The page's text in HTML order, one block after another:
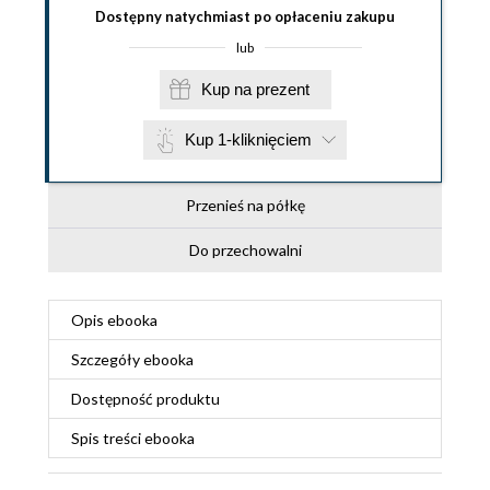
Dostępny natychmiast po opłaceniu zakupu
lub
Kup na prezent
Kup 1-kliknięciem
Przenieś na półkę
Do przechowalni
Opis ebooka
Szczegółyebooka
Dostępność produktu
Spis treściebooka